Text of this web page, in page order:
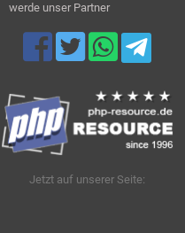
werde unser Partner
Jetzt auf unserer Seite: